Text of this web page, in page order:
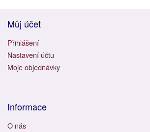
Můj účet
Přihlášení
Nastavení účtu
Moje objednávky
Informace
O nás